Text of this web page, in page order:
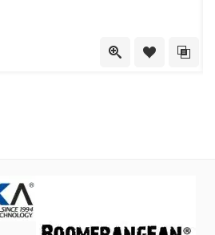
Quick ViewToevoegen